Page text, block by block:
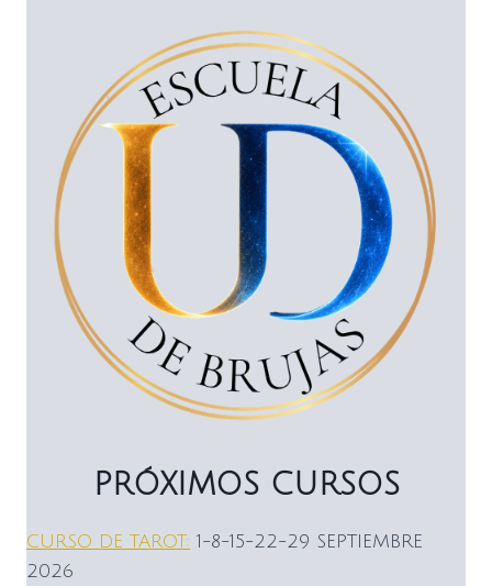
PRÓXIMOS CURSOS
CURSO DE TAROT: 1-8-15-22-29 SEPTIEMBRE
2026